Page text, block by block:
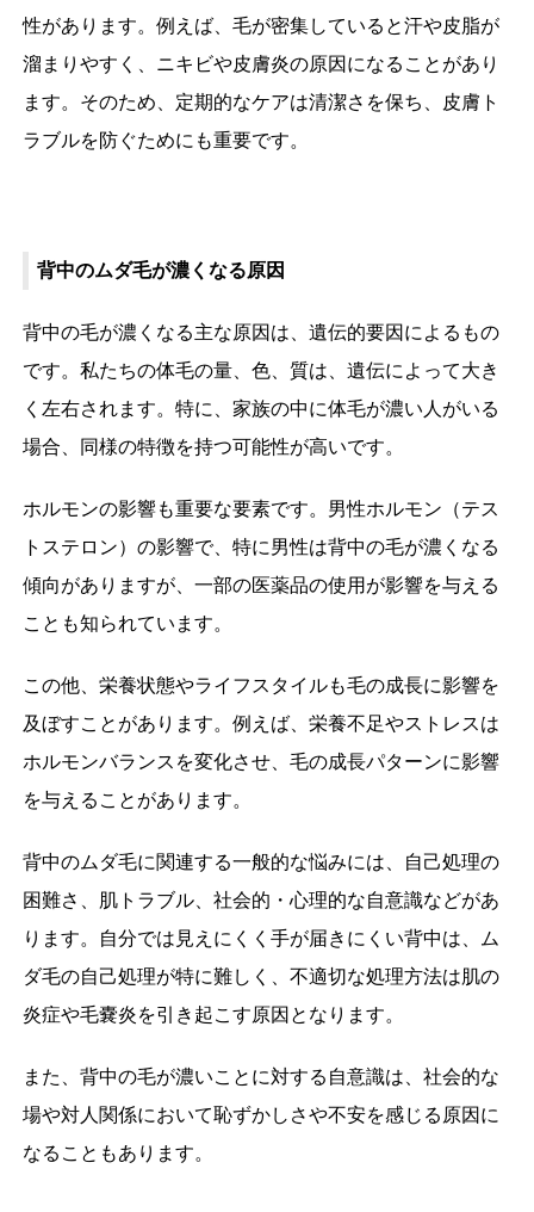
性があります。例えば、毛が密集していると汗や皮脂が
溜まりやすく、ニキビや皮膚炎の原因になることがあり
ます。そのため、定期的なケアは清潔さを保ち、皮膚ト
ラブルを防ぐためにも重要です。
背中のムダ毛が濃くなる原因
背中の毛が濃くなる主な原因は、遺伝的要因によるもの
です。私たちの体毛の量、色、質は、遺伝によって大き
く左右されます。特に、家族の中に体毛が濃い人がいる
場合、同様の特徴を持つ可能性が高いです。
ホルモンの影響も重要な要素です。男性ホルモン（テス
トステロン）の影響で、特に男性は背中の毛が濃くなる
傾向がありますが、一部の医薬品の使用が影響を与える
ことも知られています。
この他、栄養状態やライフスタイルも毛の成長に影響を
及ぼすことがあります。例えば、栄養不足やストレスは
ホルモンバランスを変化させ、毛の成長パターンに影響
を与えることがあります。
背中のムダ毛に関連する一般的な悩みには、自己処理の
困難さ、肌トラブル、社会的・心理的な自意識などがあ
ります。自分では見えにくく手が届きにくい背中は、ム
ダ毛の自己処理が特に難しく、不適切な処理方法は肌の
炎症や毛嚢炎を引き起こす原因となります。
また、背中の毛が濃いことに対する自意識は、社会的な
場や対人関係において恥ずかしさや不安を感じる原因に
なることもあります。